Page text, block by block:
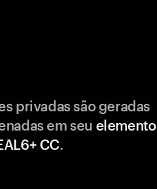
privadas são geradas
em seu elemento
CC.